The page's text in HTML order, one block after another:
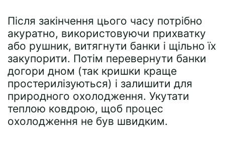
Після закінчення цього часу потрібно
акуратно, використовуючи прихватку
або рушник, витягнути банки і щільно їх
закупорити. Потім перевернути банки
догори дном (так кришки краще
простерилізуються) і залишити для
природного охолодження. Укутати
теплою ковдрою, щоб процес
охолодження не був швидким.